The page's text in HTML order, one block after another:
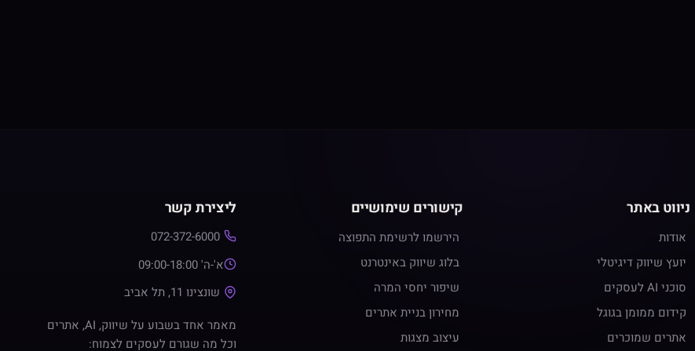
ניווט באתר
אודות
יועץ שיווק דיגיטלי
סוכני AI לעסקים
קידום ממומן בגוגל
אתרים שמוכרים
קישורים שימושיים
הירשמו לרשימת התפוצה
בלוג שיווק באינטרנט
שיפור יחסי המרה
מחירון בניית אתרים
עיצוב מצגות
ליצירת קשר
072-372-6000
א'-ה' 09:00-18:00
שונצינו 11, תל אביב
מאמר אחד בשבוע על שיווק, AI, אתרים
וכל מה שגורם לעסקים לצמוח: